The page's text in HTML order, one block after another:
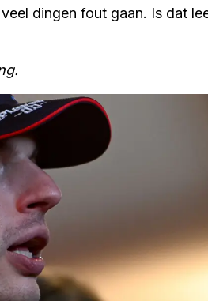
dingen fout gaan. Is dat